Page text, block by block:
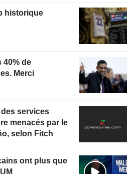
historique
40% de
Merci
services
menacés par le
selon Fitch
ont plus que